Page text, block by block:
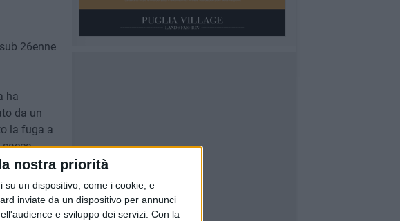
nostra priorità
su un dispositivo, come i cookie, e
inviate da un dispositivo per annunci
e sviluppo dei servizi. Con la
26enne
ha
da un
la fuga a
sacca
illegale
di